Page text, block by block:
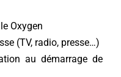
Oxygen
(TV, radio, presse…)
au démarrage de